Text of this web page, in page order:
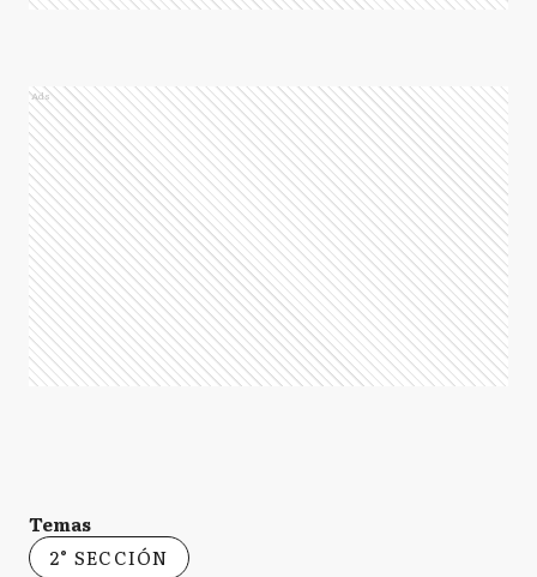
Ads
Temas
2° SECCIÓN